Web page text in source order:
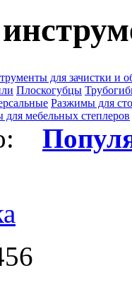
для зачистки и
Плоскогубцы
Разжимы для
для мебельных степлеров